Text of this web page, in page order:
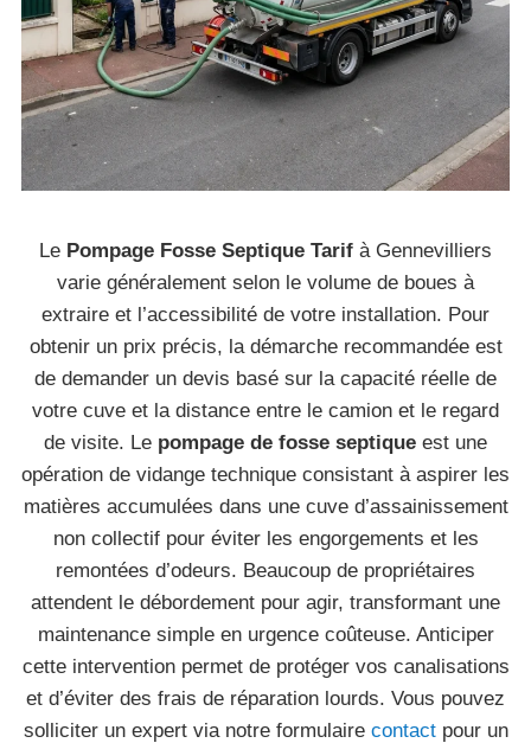
Le Pompage Fosse Septique Tarif à Gennevilliers
varie généralement selon le volume de boues à
extraire et l’accessibilité de votre installation. Pour
obtenir un prix précis, la démarche recommandée est
de demander un devis basé sur la capacité réelle de
votre cuve et la distance entre le camion et le regard
de visite. Le pompage de fosse septique est une
opération de vidange technique consistant à aspirer les
matières accumulées dans une cuve d’assainissement
non collectif pour éviter les engorgements et les
remontées d’odeurs. Beaucoup de propriétaires
attendent le débordement pour agir, transformant une
maintenance simple en urgence coûteuse. Anticiper
cette intervention permet de protéger vos canalisations
et d’éviter des frais de réparation lourds. Vous pouvez
solliciter un expert via notre formulaire contactpour un